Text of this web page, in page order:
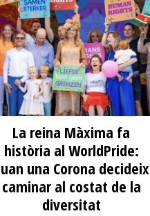
La reina Màxima fa
història al WorldPride:
una Corona decideix
caminar al costat de la
diversitat